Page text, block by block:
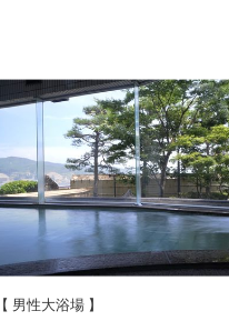
【 男性大浴場 】